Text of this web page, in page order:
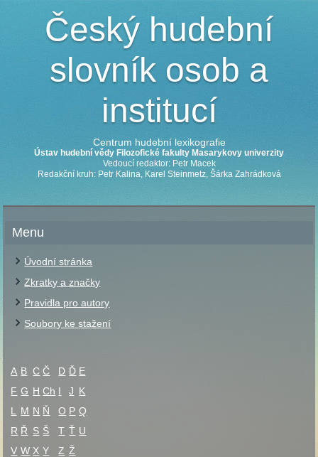
Český hudební
slovník osob a
institucí
Centrum hudební lexikografie
Ústav hudební vědy Filozofické fakulty Masarykovy univerzity
Vedoucí redaktor: Petr Macek
Redakční kruh: Petr Kalina, Karel Steinmetz, Šárka Zahrádková
Menu
Úvodní stránka
Zkratky a značky
Pravidla pro autory
Soubory ke stažení
A B C Č D Ď E
F G H Ch I J K
L
M N Ň O P Q
R Ř S Š T Ť U
V W X Y Z Ž